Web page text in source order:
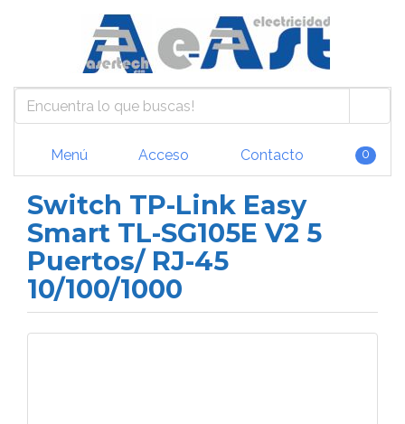
Menú Acceso Contacto 0
Switch TP-Link Easy
Smart TL-SG105E V2 5
Puertos/ RJ-45
10/100/1000